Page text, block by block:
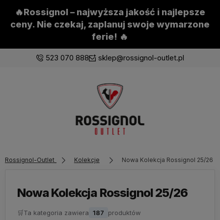
🔥Rossignol – najwyższa jakość i najlepsze
ceny. Nie czekaj, zaplanuj swoje wymarzone
ferie! 🔥
523 070 888 sklep@rossignol-outlet.pl
Zaloguj się
Załóż konto
z poprzedniej sesji.
Rossignol-Outlet Kolekcje Nowa Kolekcja Rossignol 25/26
Nowa Kolekcja Rossignol 25/26
🛒Ta kategoria zawiera 187 produktów